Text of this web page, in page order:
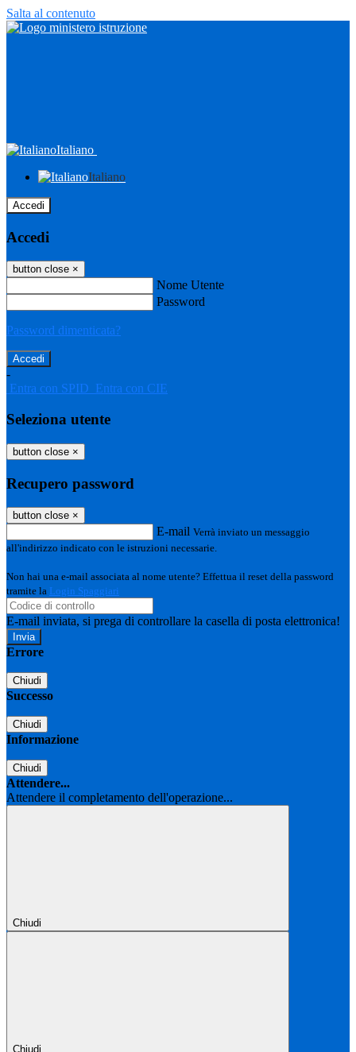
Salta al contenuto
Italiano
Italiano
Accedi
Accedi
button close ×
Nome Utente
Password
Password dimenticata?
-
Entra con SPID Entra con CIE
Seleziona utente
button close ×
Recupero password
button close ×
E-mail Verrà inviato un messaggio
all'indirizzo indicato con le istruzioni necessarie.
Non hai una e-mail associata al nome utente? Effettua il reset della password
tramite la Login Spaggiari
E-mail inviata, si prega di controllare la casella di posta elettronica!
Errore
Chiudi
Successo
Chiudi
Informazione
Chiudi
Attendere...
Attendere il completamento dell'operazione...
Chiudi
Chiudi